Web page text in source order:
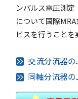
ンパルス電圧測定
について国際
ビスを行うことを
交流分流器の
同軸分流器の